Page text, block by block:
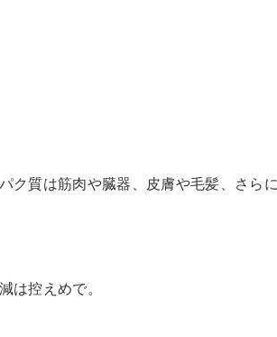
ク質は筋肉や臓器、皮膚や毛髪、さら
は控えめで。